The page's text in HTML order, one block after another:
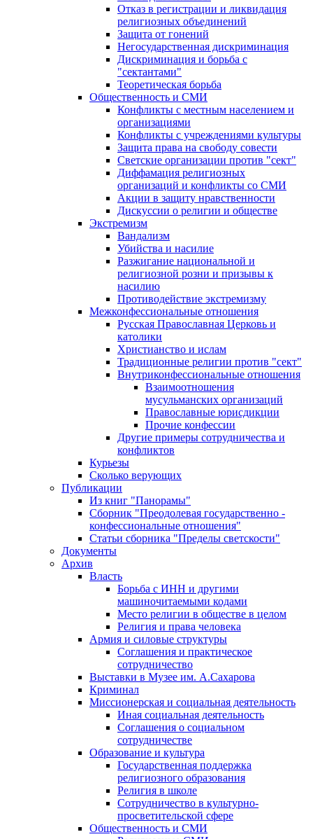
Отказ в регистрации и ликвидация
религиозных объединений
Защита от гонений
Негосударственная дискриминация
Дискриминация и борьба с
"сектантами"
Теоретическая борьба
Общественность и СМИ
Конфликты с местным населением и
организациями
Конфликты с учреждениями культуры
Защита права на свободу совести
Светские организации против "сект"
Диффамация религиозных
организаций и конфликты со СМИ
Акции в защиту нравственности
Дискуссии о религии и обществе
Экстремизм
Вандализм
Убийства и насилие
Разжигание национальной и
религиозной розни и призывы к
насилию
Противодействие экстремизму
Межконфессиональные отношения
Русская Православная Церковь и
католики
Христианство и ислам
Традиционные религии против "сект"
Внутриконфессиональные отношения
Взаимоотношения
мусульманских организаций
Православные юрисдикции
Прочие конфессии
Другие примеры сотрудничества и
конфликтов
Курьезы
Сколько верующих
Публикации
Из книг "Панорамы"
Сборник "Преодолевая государственно -
конфессиональные отношения"
Статьи сборника "Пределы светскости"
Документы
Архив
Власть
Борьба с ИНН и другими
машиночитаемыми кодами
Место религии в обществе в целом
Религия и права человека
Армия и силовые структуры
Соглашения и практическое
сотрудничество
Выставки в Музее им. А.Сахарова
Криминал
Миссионерская и социальная деятельность
Иная социальная деятельность
Соглашения о социальном
сотрудничестве
Образование и культура
Государственная поддержка
религиозного образования
Религия в школе
Сотрудничество в культурно-
просветительской сфере
Общественность и СМИ